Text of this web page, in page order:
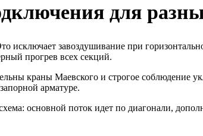
для
исключает завоздушивание при
прогрев всех секций.
краны Маевского и строгое соблюдение
арматуре.
основной поток идет по диагонали,